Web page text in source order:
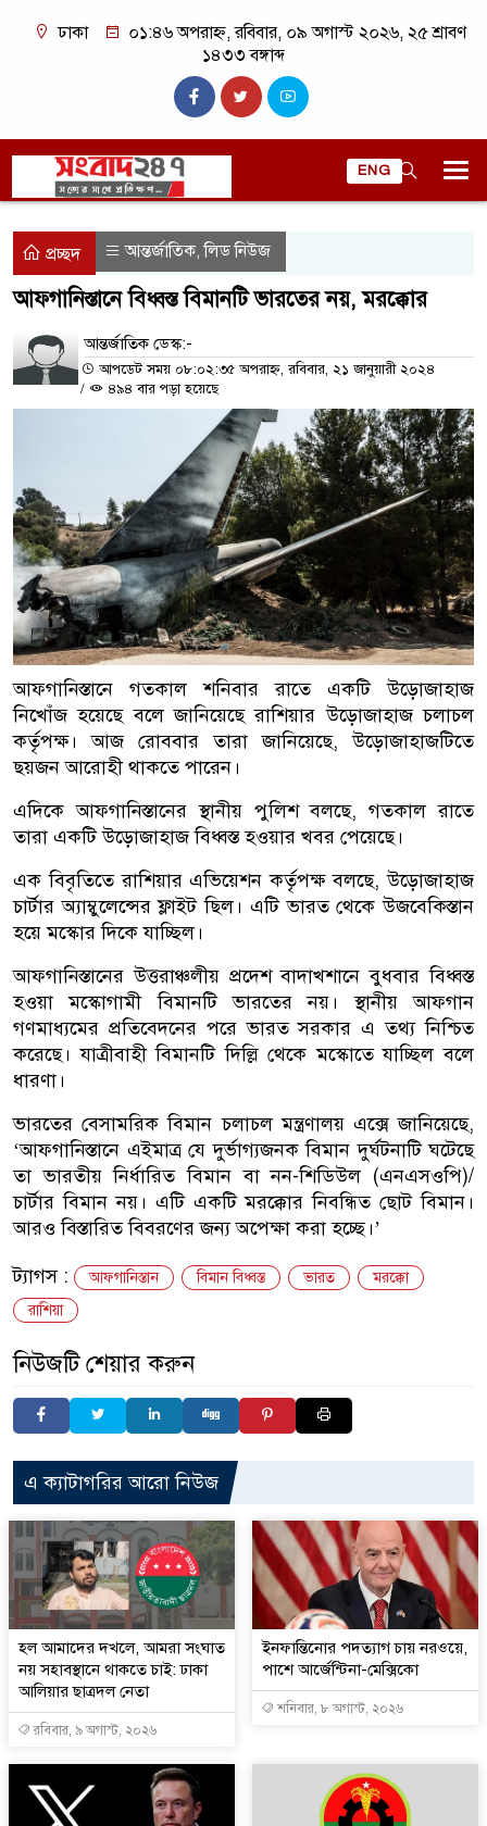
ঢাকা
০১:৪৬ অপরাহ্ন, রবিবার, ০৯ অগাস্ট ২০২৬, ২৫ শ্রাবণ
১৪৩৩ বঙ্গাব্দ
ENG
প্রচ্ছদ আন্তর্জাতিক,লিড নিউজ
আফগানিস্তানে বিধ্বস্ত বিমানটি ভারতের নয়, মরক্কোর
আন্তর্জাতিক ডেস্ক:-
আপডেট সময় ০৮:০২:৩৫ অপরাহ্ন, রবিবার, ২১ জানুয়ারী ২০২৪
/
৪৯৪ বার পড়া হয়েছে
আফগানিস্তানে গতকাল শনিবার রাতে একটি উড়োজাহাজ
নিখোঁজ হয়েছে বলে জানিয়েছে রাশিয়ার উড়োজাহাজ চলাচল
কর্তৃপক্ষ। আজ রোববার তারা জানিয়েছে, উড়োজাহাজটিতে
ছয়জন আরোহী থাকতে পারেন।
এদিকে আফগানিস্তানের স্থানীয় পুলিশ বলছে, গতকাল রাতে
তারা একটি উড়োজাহাজ বিধ্বস্ত হওয়ার খবর পেয়েছে।
এক বিবৃতিতে রাশিয়ার এভিয়েশন কর্তৃপক্ষ বলছে, উড়োজাহাজ
চার্টার অ্যাম্বুলেন্সের ফ্লাইট ছিল। এটি ভারত থেকে উজবেকিস্তান
হয়ে মস্কোর দিকে যাচ্ছিল।
আফগানিস্তানের উত্তরাঞ্চলীয় প্রদেশ বাদাখশানে বুধবার বিধ্বস্ত
হওয়া মস্কোগামী বিমানটি ভারতের নয়। স্থানীয় আফগান
গণমাধ্যমের প্রতিবেদনের পরে ভারত সরকার এ তথ্য নিশ্চিত
করেছে। যাত্রীবাহী বিমানটি দিল্লি থেকে মস্কোতে যাচ্ছিল বলে
ধারণা।
ভারতের বেসামরিক বিমান চলাচল মন্ত্রণালয় এক্সে জানিয়েছে,
‘আফগানিস্তানে এইমাত্র যে দুর্ভাগ্যজনক বিমান দুর্ঘটনাটি ঘটেছে
তা ভারতীয় নির্ধারিত বিমান বা নন-শিডিউল (এনএসওপি)/
চার্টার বিমান নয়। এটি একটি মরক্কোর নিবন্ধিত ছোট বিমান।
আরও বিস্তারিত বিবরণের জন্য অপেক্ষা করা হচ্ছে।’
ট্যাগস :
আফগানিস্তান বিমান বিধ্বস্ত ভারত
মরক্কো
রাশিয়া
নিউজটি শেয়ার করুন
এ ক্যাটাগরির আরো নিউজ
হল আমাদের দখলে, আমরা সংঘাত
নয় সহাবস্থানে থাকতে চাই: ঢাকা
আলিয়ার ছাত্রদল নেতা
রবিবার, ৯ অগাস্ট, ২০২৬
ইনফান্তিনোর পদত্যাগ চায় নরওয়ে,
পাশে আর্জেন্টিনা-মেক্সিকো
শনিবার, ৮ অগাস্ট, ২০২৬